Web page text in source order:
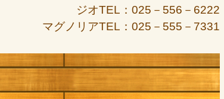
ジオTEL：025－556－6222
マグノリアTEL：025－555－7331